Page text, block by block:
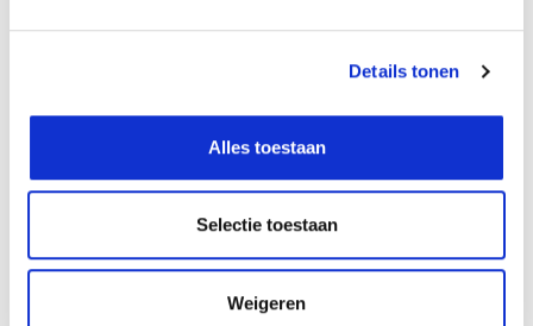
Details tonen
Alles toestaan
Selectie toestaan
Weigeren
adapter included -
Calex
calex tafelarmatuur E27
zwart met snoer 1,8m met
€16,99